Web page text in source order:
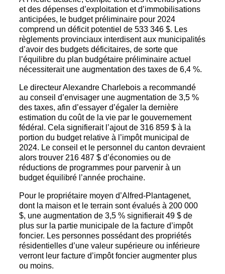
et des dépenses d’exploitation et d’immobilisations
anticipées, le budget préliminaire pour 2024
comprend un déficit potentiel de 533 346 $. Les
règlements provinciaux interdisent aux municipalités
d’avoir des budgets déficitaires, de sorte que
l’équilibre du plan budgétaire préliminaire actuel
nécessiterait une augmentation des taxes de 6,4 %.
Le directeur Alexandre Charlebois a recommandé
au conseil d’envisager une augmentation de 3,5 %
des taxes, afin d’essayer d’égaler la dernière
estimation du coût de la vie par le gouvernement
fédéral. Cela signifierait l’ajout de 316 859 $ à la
portion du budget relative à l’impôt municipal de
2024. Le conseil et le personnel du canton devraient
alors trouver 216 487 $ d’économies ou de
réductions de programmes pour parvenir à un
budget équilibré l’année prochaine.
Pour le propriétaire moyen d’Alfred-Plantagenet,
dont la maison et le terrain sont évalués à 200 000
$, une augmentation de 3,5 % signifierait 49 $ de
plus sur la partie municipale de la facture d’impôt
foncier. Les personnes possédant des propriétés
résidentielles d’une valeur supérieure ou inférieure
verront leur facture d’impôt foncier augmenter plus
ou moins.